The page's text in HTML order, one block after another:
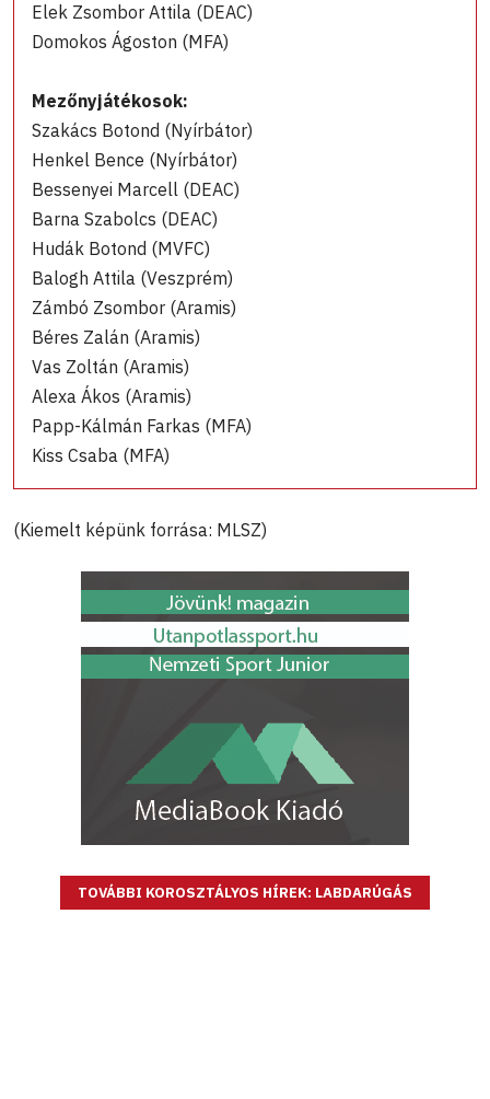
Elek Zsombor Attila (DEAC)
Domokos Ágoston (MFA)
Mezőnyjátékosok:
Szakács Botond (Nyírbátor)
Henkel Bence (Nyírbátor)
Bessenyei Marcell (DEAC)
Barna Szabolcs (DEAC)
Hudák Botond (MVFC)
Balogh Attila (Veszprém)
Zámbó Zsombor (Aramis)
Béres Zalán (Aramis)
Vas Zoltán (Aramis)
Alexa Ákos (Aramis)
Papp-Kálmán Farkas (MFA)
Kiss Csaba (MFA)
(Kiemelt képünk forrása: MLSZ)
TOVÁBBI KOROSZTÁLYOS HÍREK: LABDARÚGÁS